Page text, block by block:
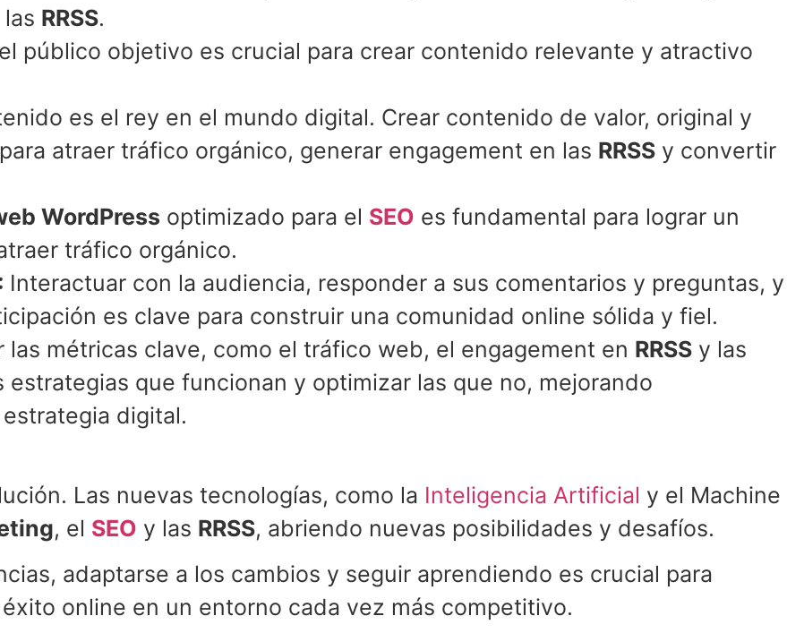
las RRSS.
público objetivo es crucial para crear contenido relevante y atractivo
es el rey en el mundo digital. Crear contenido de valor, original y
atraer tráfico orgánico, generar engagement en las RRSS y convertir
WordPress optimizado para el SEO es fundamental para lograr un
tráfico orgánico.
Interactuar con la audiencia, responder a sus comentarios y preguntas, y
es clave para construir una comunidad online sólida y fiel.
las métricas clave, como el tráfico web, el engagement en RRSS y las
que funcionan y optimizar las que no, mejorando
digital.
Las nuevas tecnologías, como la Inteligencia Artificial y el Machine
, el SEO y las RRSS, abriendo nuevas posibilidades y desafíos.
adaptarse a los cambios y seguir aprendiendo es crucial para
online en un entorno cada vez más competitivo.